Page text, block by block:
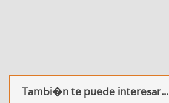
Tambi�n te puede interesar...